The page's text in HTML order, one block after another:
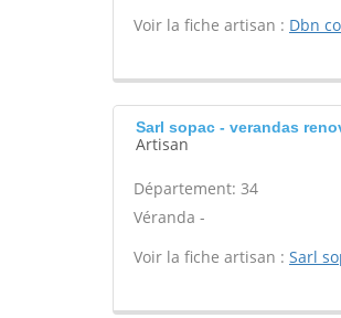
Voir la fiche artisan : Dbn
Sarl sopac - verandas
Artisan
Département: 34
Véranda -
Voir la fiche artisan : Sarl